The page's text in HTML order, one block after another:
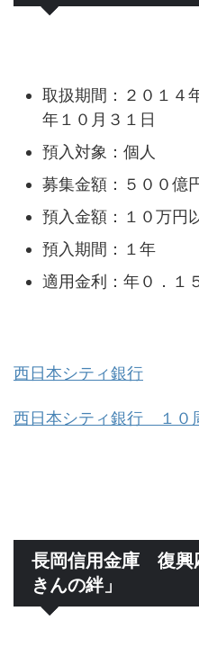
取扱期間：２０１４
年１０月３１日
預入対象：個人
募集金額：５００億
預入金額：１０万円
預入期間：１年
適用金利：年０．１
西日本シティ銀行
西日本シティ銀行 １０
長岡信用金庫 復興
きんの絆」